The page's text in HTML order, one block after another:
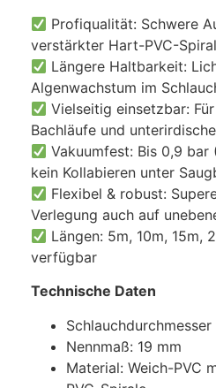
Profiqualität: Schwere
verstärkter Hart-PVC-
Längere Haltbarkeit:
Algenwachstum im
Vielseitig einsetzbar:
Bachläufe und
Vakuumfest: Bis 0,9 bar
kein Kollabieren unter
Flexibel & robust:
Verlegung auch auf
Längen: 5m, 10m, 15m,
verfügbar
Technische Daten
Nennmaß: 19 mm
Material: Weich-PVC